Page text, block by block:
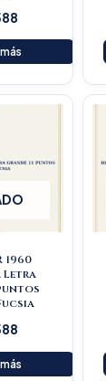
1960
Letra